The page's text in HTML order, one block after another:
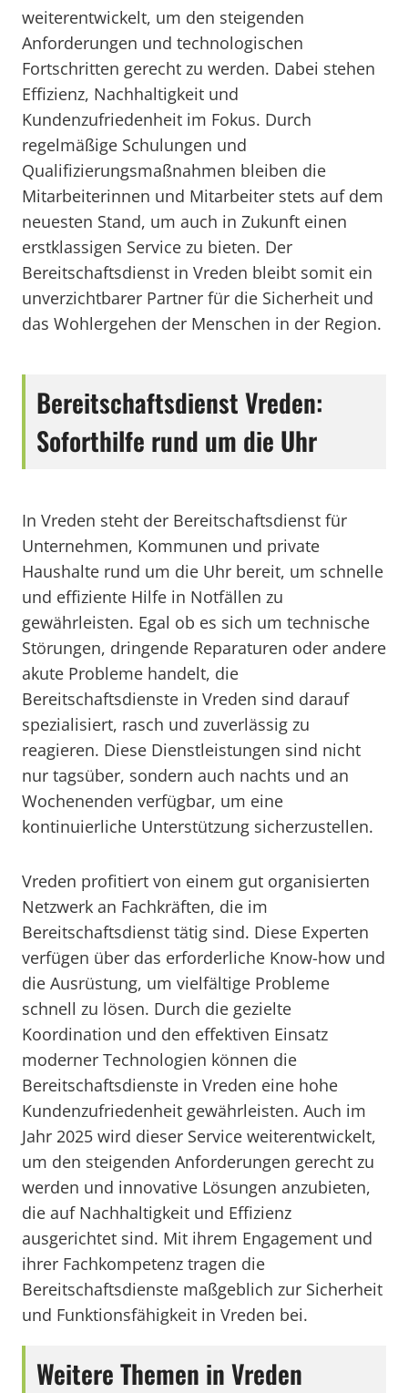
weiterentwickelt, um den steigenden
Anforderungen und technologischen
Fortschritten gerecht zu werden. Dabei stehen
Effizienz, Nachhaltigkeit und
Kundenzufriedenheit im Fokus. Durch
regelmäßige Schulungen und
Qualifizierungsmaßnahmen bleiben die
Mitarbeiterinnen und Mitarbeiter stets auf dem
neuesten Stand, um auch in Zukunft einen
erstklassigen Service zu bieten. Der
Bereitschaftsdienst in Vreden bleibt somit ein
unverzichtbarer Partner für die Sicherheit und
das Wohlergehen der Menschen in der Region.
Bereitschaftsdienst Vreden:
Soforthilfe rund um die Uhr
In Vreden steht der Bereitschaftsdienst für
Unternehmen, Kommunen und private
Haushalte rund um die Uhr bereit, um schnelle
und effiziente Hilfe in Notfällen zu
gewährleisten. Egal ob es sich um technische
Störungen, dringende Reparaturen oder andere
akute Probleme handelt, die
Bereitschaftsdienste in Vreden sind darauf
spezialisiert, rasch und zuverlässig zu
reagieren. Diese Dienstleistungen sind nicht
nur tagsüber, sondern auch nachts und an
Wochenenden verfügbar, um eine
kontinuierliche Unterstützung sicherzustellen.
Vreden profitiert von einem gut organisierten
Netzwerk an Fachkräften, die im
Bereitschaftsdienst tätig sind. Diese Experten
verfügen über das erforderliche Know-how und
die Ausrüstung, um vielfältige Probleme
schnell zu lösen. Durch die gezielte
Koordination und den effektiven Einsatz
moderner Technologien können die
Bereitschaftsdienste in Vreden eine hohe
Kundenzufriedenheit gewährleisten. Auch im
Jahr 2025 wird dieser Service weiterentwickelt,
um den steigenden Anforderungen gerecht zu
werden und innovative Lösungen anzubieten,
die auf Nachhaltigkeit und Effizienz
ausgerichtet sind. Mit ihrem Engagement und
ihrer Fachkompetenz tragen die
Bereitschaftsdienste maßgeblich zur Sicherheit
und Funktionsfähigkeit in Vreden bei.
Weitere Themen in Vreden